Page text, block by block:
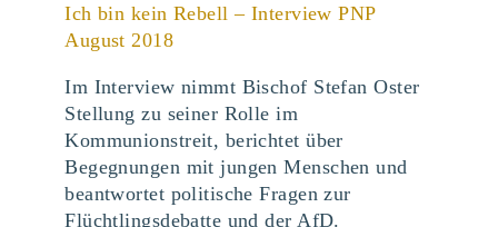
Ich bin kein Rebell – Interview PNP
August 2018
Im Interview nimmt Bischof Stefan Oster
Stellung zu seiner Rolle im
Kommunionstreit, berichtet über
Begegnungen mit jungen Menschen und
beantwortet politische Fragen zur
Flüchtlingsdebatte und der AfD.